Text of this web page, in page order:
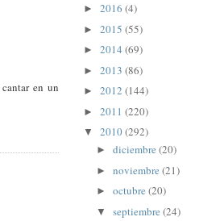
en un
► 2016 (4)
► 2015 (55)
► 2014 (69)
► 2013 (86)
► 2012 (144)
► 2011 (220)
▼ 2010(292)
► diciembre (20)
► noviembre (21)
► octubre (20)
▼ septiembre (24)